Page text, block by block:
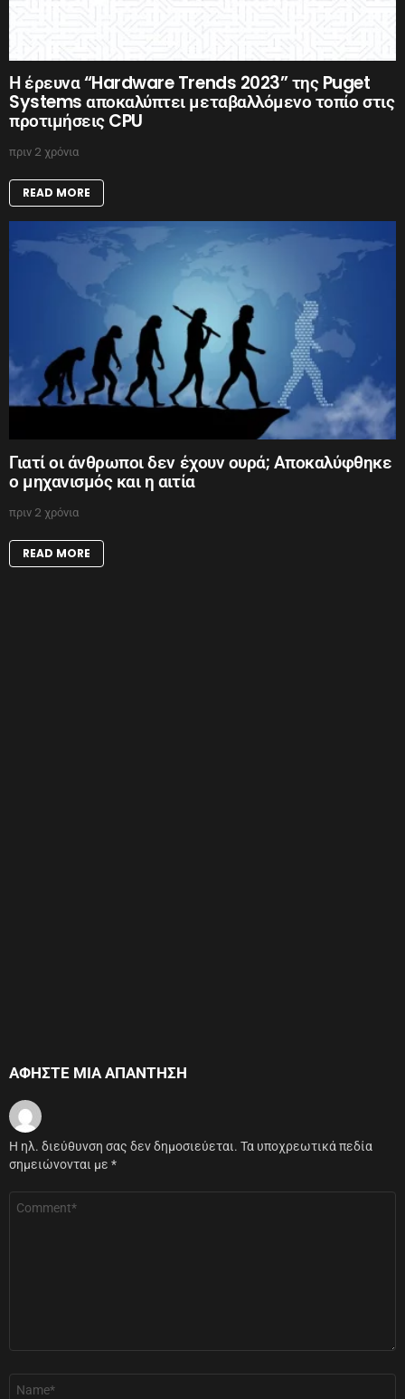
Η έρευνα “Hardware Trends 2023” της Puget
Systems αποκαλύπτει μεταβαλλόμενο τοπίο στις
προτιμήσεις CPU
πριν 2 χρόνια
READ MORE
Γιατί οι άνθρωποι δεν έχουν ουρά; Αποκαλύφθηκε
ο μηχανισμός και η αιτία
πριν 2 χρόνια
READ MORE
ΑΦΉΣΤΕ ΜΙΑ ΑΠΆΝΤΗΣΗ
Η ηλ. διεύθυνση σας δεν δημοσιεύεται. Τα υποχρεωτικά πεδία
σημειώνονται με *
Σχόλιο
Όνομα